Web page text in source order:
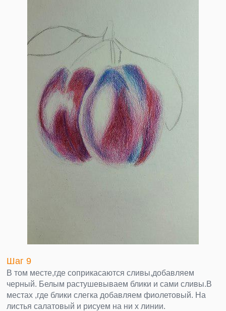
Шаг 9
В том месте,где соприкасаются сливы,добавляем
черный. Белым растушевываем блики и сами сливы.В
местах ,где блики слегка добавляем фиолетовый. На
листья салатовый и рисуем на ни х линии.